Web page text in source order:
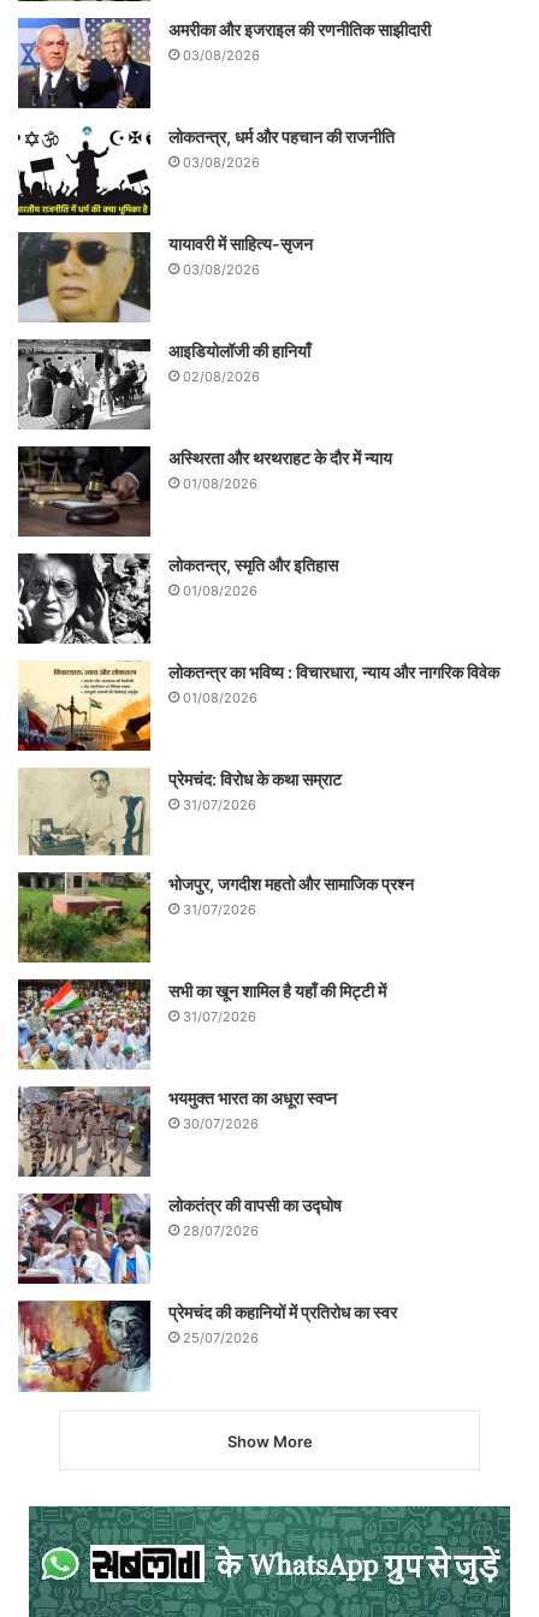
और लोक अपने हाथ दे देने को मजबूर, क्योंकि इन
नेताओं ने, इन राजनीतिज्ञों ने लोकतंत्र को लोकतंत्र
रहने कहाँ दिया! अपनी दबंगई से, अपनी धूर्त्तता से
इन्होंने स्थापित कर लिया है ‘तंत्रलोक’,जिसके आगे
संविधान मजबूर है, संविधान का प्रहरी दिकभ्रमित,
तो लोक क्या करे? नेता मदारी जनता जमूरा। मदारी
बाँसुरी बजायेगा, डमरू बजायेगा, जमूरे के मुँह पर
काला कपड़ा ढँकेगा, जमूरा वही देखेगा जो मदारी
दिखाएगा, क्योंकि ये ‘लोकतंत्र’ नहीं, ‘तंत्रलोक’ है।
लेखक प्रसिद्ध मीडियाकर्मी हैं|
सम्पर्क- +919810360675,
.
अमरीका और इजराइल की रणनीतिक साझीदारी
03/08/2026
लोकतन्त्र, धर्म और पहचान की राजनीति
03/08/2026
यायावरी में साहित्य-सृजन
03/08/2026
आइडियोलॉजी की हानियाँ
02/08/2026
अस्थिरता और थरथराहट के दौर में न्याय
01/08/2026
लोकतन्त्र, स्मृति और इतिहास
01/08/2026
लोकतन्त्र का भविष्य : विचारधारा, न्याय और नागरिक विवेक
01/08/2026
प्रेमचंद: विरोध के कथा सम्राट
31/07/2026
भोजपुर, जगदीश महतो और सामाजिक प्रश्न
31/07/2026
सभी का खून शामिल है यहाँ की मिट्टी में
31/07/2026
भयमुक्त भारत का अधूरा स्वप्न
30/07/2026
लोकतंत्र की वापसी का उद्घोष
28/07/2026
प्रेमचंद की कहानियों में प्रतिरोध का स्वर
25/07/2026
Show More